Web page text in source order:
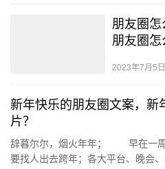
朋友圈
朋友圈怎
2023年7月5日
新年快乐的朋友圈文案，新
片？
辞暮尔尔，烟火年年； 早在一周
要找人出去跨年；各大平台、晚会